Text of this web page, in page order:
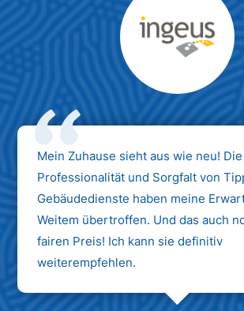
Max Mustermann
Unternehmen AG
Mein Zuhause sieht aus wie neu! Die
Professionalität und Sorgfalt von
Gebäudedienste haben meine
Weitem übertroffen. Und das auch
fairen Preis! Ich kann sie definitiv
weiterempfehlen.